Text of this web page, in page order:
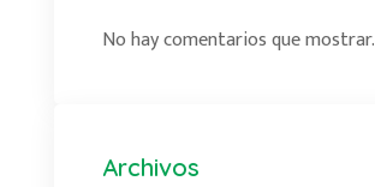
No hay comentarios que mostrar.
Archivos